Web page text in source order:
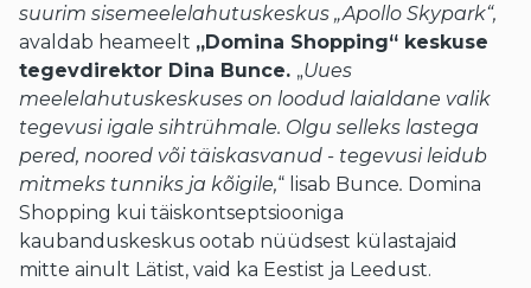
suurim sisemeelelahutuskeskus „Apollo Skypark“,
avaldab heameelt „Domina Shopping“ keskuse
tegevdirektor Dina Bunce. „Uues
meelelahutuskeskuses on loodud laialdane valik
tegevusi igale sihtrühmale. Olgu selleks lastega
pered, noored või täiskasvanud - tegevusi leidub
mitmeks tunniks ja kõigile,“ lisab Bunce. Domina
Shopping kui täiskontseptsiooniga
kaubanduskeskus ootab nüüdsest külastajaid
mitte ainult Lätist, vaid ka Eestist ja Leedust.